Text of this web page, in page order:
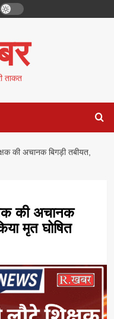
ताकत
की अचानक बिगड़ी तबीयत,
की अचानक
मृत घोषित